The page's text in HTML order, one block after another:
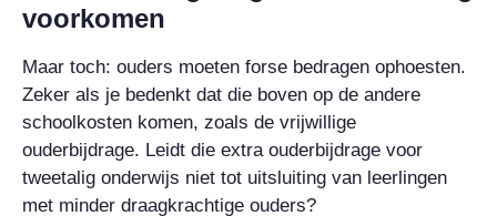
voorkomen
Maar toch: ouders moeten forse bedragen ophoesten.
Zeker als je bedenkt dat die boven op de andere
schoolkosten komen, zoals de vrijwillige
ouderbijdrage. Leidt die extra ouderbijdrage voor
tweetalig onderwijs niet tot uitsluiting van leerlingen
met minder draagkrachtige ouders?